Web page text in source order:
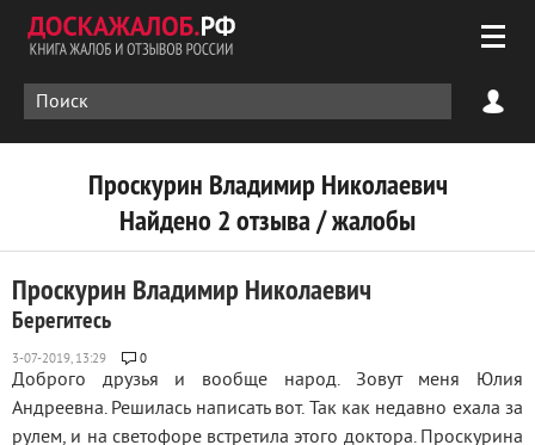
Проскурин Владимир Николаевич
Найдено 2 отзыва / жалобы
Проскурин Владимир Николаевич
Берегитесь
0
Доброго друзья и вообще народ. Зовут меня Юлия
Андреевна. Решилась написать вот. Так как недавно ехала за
рулем, и на светофоре встретила этого доктора. Проскурина